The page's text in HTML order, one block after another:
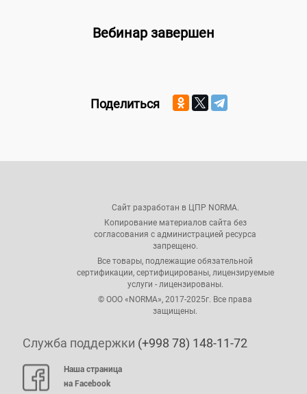
Вебинар завершен
Поделиться
Сайт разработан в ЦПР NORMA.
Копирование материалов сайта без
согласования с администрацией ресурса
запрещено.
Все товары, подлежащие обязательной
сертификации, сертифицированы, лицензируемые
услуги - лицензированы.
© ООО «NORMA», 2017-2025г. Все права
защищены.
Служба поддержки (+998 78) 148-11-72
Наша страница
на Facebook